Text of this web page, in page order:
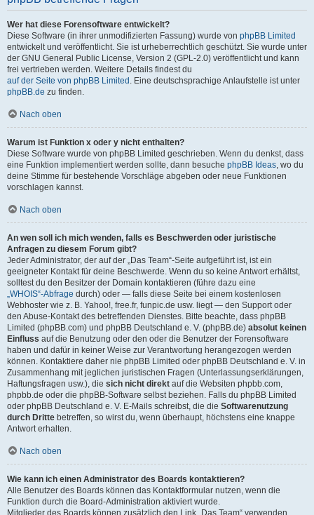
Wer hat diese Forensoftware entwickelt?
Diese Software (in ihrer unmodifizierten Fassung) wurde von phpBB Limited
entwickelt und veröffentlicht. Sie ist urheberrechtlich geschützt. Sie wurde unter
der GNU General Public License, Version 2 (GPL-2.0) veröffentlicht und kann
frei vertrieben werden. Weitere Details findest du
auf der Seite von phpBB Limited . Eine deutschsprachige Anlaufstelle ist unter
phpBB.de zu finden.
Nach oben
Warum ist Funktion x oder y nicht enthalten?
Diese Software wurde von phpBB Limited geschrieben. Wenn du denkst, dass
eine Funktion implementiert werden sollte, dann besuche phpBB Ideas, wo du
deine Stimme für bestehende Vorschläge abgeben oder neue Funktionen
vorschlagen kannst.
Nach oben
An wen soll ich mich wenden, falls es Beschwerden oder juristische
Anfragen zu diesem Forum gibt?
Jeder Administrator, der auf der „Das Team“-Seite aufgeführt ist, ist ein
geeigneter Kontakt für deine Beschwerde. Wenn du so keine Antwort erhältst,
solltest du den Besitzer der Domain kontaktieren (führe dazu eine
„WHOIS“-Abfrage durch) oder — falls diese Seite bei einem kostenlosen
Webhoster wie z. B. Yahoo!, free.fr, funpic.de usw. liegt — den Support oder
den Abuse-Kontakt des betreffenden Dienstes. Bitte beachte, dass phpBB
Limited (phpBB.com) und phpBB Deutschland e. V. (phpBB.de) absolut keinen
Einfluss auf die Benutzung oder den oder die Benutzer der Forensoftware
haben und dafür in keiner Weise zur Verantwortung herangezogen werden
können. Kontaktiere daher nie phpBB Limited oder phpBB Deutschland e. V. in
Zusammenhang mit jeglichen juristischen Fragen (Unterlassungserklärungen,
Haftungsfragen usw.), die sich nicht direkt auf die Websiten phpbb.com,
phpbb.de oder die phpBB-Software selbst beziehen. Falls du phpBB Limited
oder phpBB Deutschland e. V. E-Mails schreibst, die die Softwarenutzung
durch Dritte betreffen, so wirst du, wenn überhaupt, höchstens eine knappe
Antwort erhalten.
Nach oben
Wie kann ich einen Administrator des Boards kontaktieren?
Alle Benutzer des Boards können das Kontaktformular nutzen, wenn die
Funktion durch die Board-Administration aktiviert wurde.
Mitglieder des Boards können zusätzlich den Link „Das Team“ verwenden.